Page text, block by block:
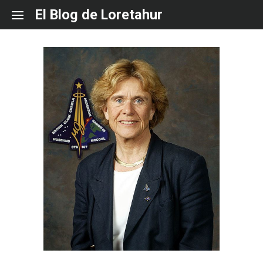
content
El Blog de Loretahur